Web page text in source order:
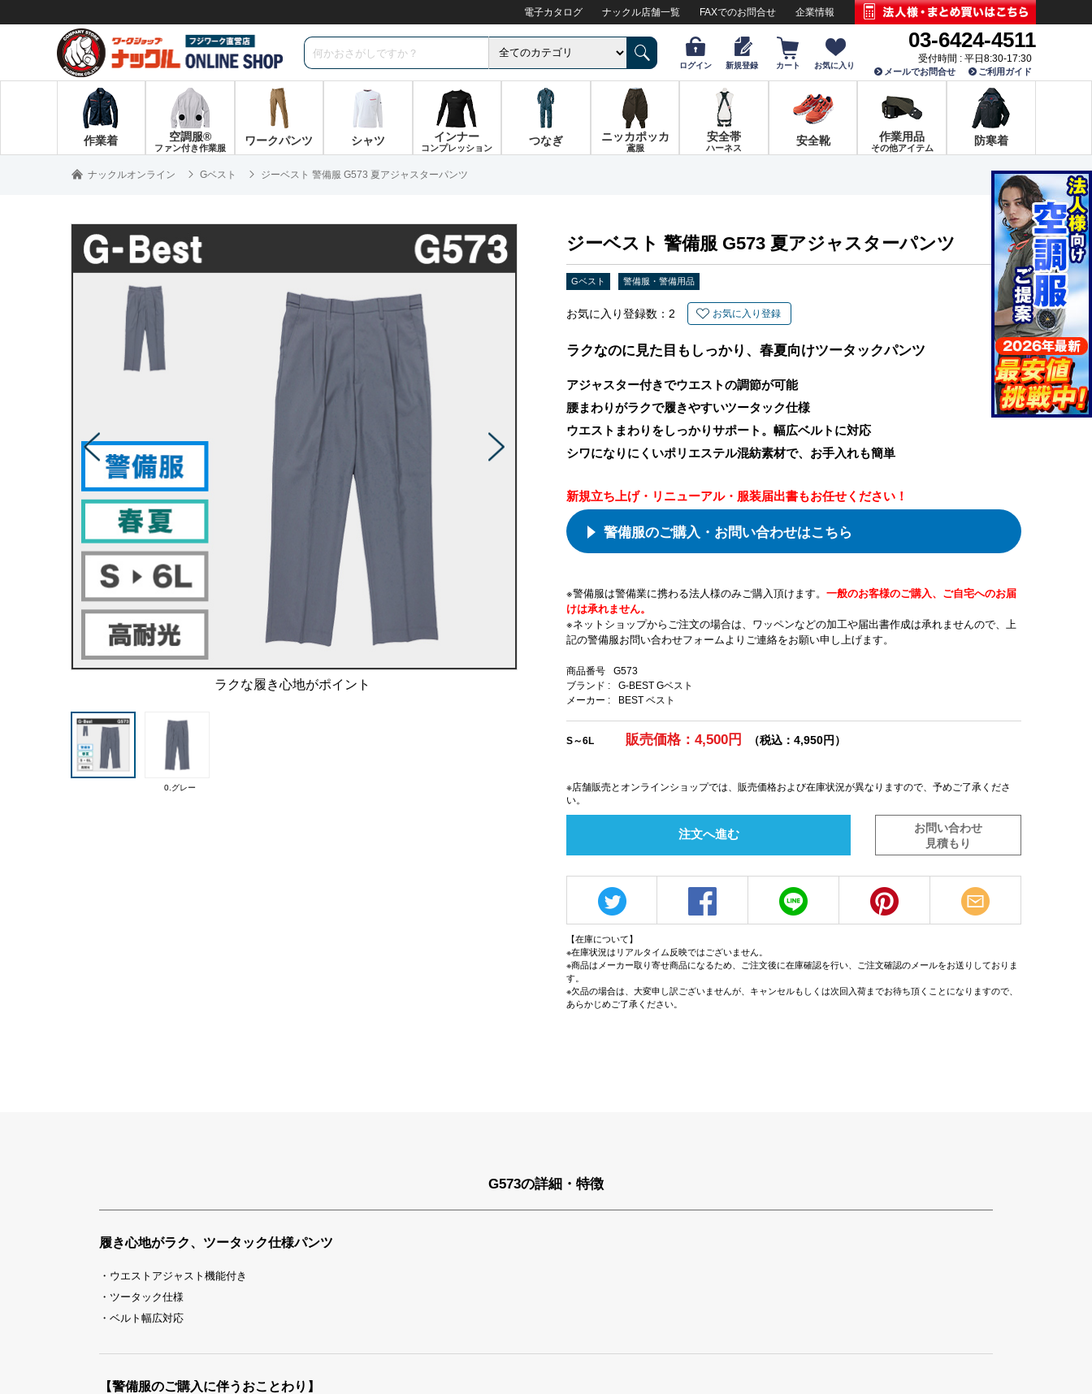
電子カタログ ナックル店舗一覧 FAXでのお問合せ 企業情報
ログイン 新規登録 カート お気に入り
03-6424-4511
受付時間 : 平日8:30-17:30
メールでお問合せ ご利用ガイド
作業着 空調服®
ファン付き作業服
ワークパンツ シャツ インナー
コンプレッション
つなぎ ニッカポッカ
鳶服
安全帯
ハーネス
安全靴 作業用品
その他アイテム
防寒着
ナックルオンライン Gベスト ジーベスト 警備服 G573 夏アジャスターパンツ
ラクな履き心地がポイント
0.グレー
ジーベスト 警備服 G573 夏アジャスターパンツ
Gベスト 警備服・警備用品
お気に入り登録数： 2 お気に入り登録
ラクなのに見た目もしっかり、春夏向けツータックパンツ
アジャスター付きでウエストの調節が可能
腰まわりがラクで履きやすいツータック仕様
ウエストまわりをしっかりサポート。幅広ベルトに対応
シワになりにくいポリエステル混紡素材で、お手入れも簡単
新規立ち上げ・リニューアル・服装届出書もお任せください！
警備服のご購入・お問い合わせはこちら
※警備服は警備業に携わる法人様のみご購入頂けます。 一般のお客様のご購入、ご自宅へのお届
けは承れません。
※ネットショップからご注文の場合は、ワッペンなどの加工や届出書作成は承れませんので、上
記の警備服お問い合わせフォームよりご連絡をお願い申し上げます。
商品番号
G573
ブランド :
G-BEST Gベスト
メーカー :
BEST ベスト
S～6L 販売価格：4,500円 （税込：4,950円）
※店舗販売とオンラインショップでは、販売価格および在庫状況が異なりますので、予めご了承くださ
い。
注文へ進む
お問い合わせ
見積もり
【在庫について】
※在庫状況はリアルタイム反映ではございません。
※商品はメーカー取り寄せ商品になるため、ご注文後に在庫確認を行い、ご注文確認のメールをお送りしておりま
す。
※欠品の場合は、大変申し訳ございませんが、キャンセルもしくは次回入荷までお待ち頂くことになりますので、
あらかじめご了承ください。
G573の詳細・特徴
履き心地がラク、ツータック仕様パンツ
・ウエストアジャスト機能付き
・ツータック仕様
・ベルト幅広対応
【警備服のご購入に伴うおことわり】